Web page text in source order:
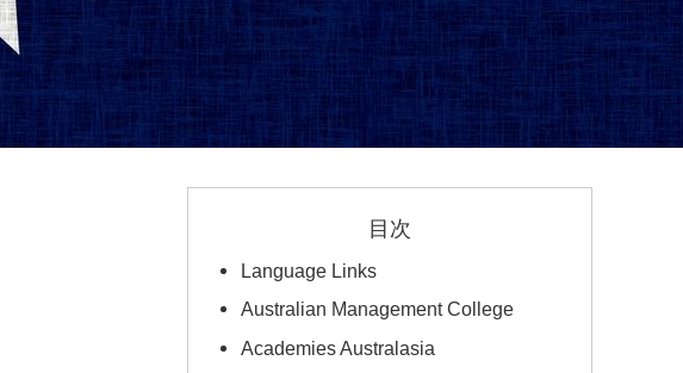
目次
Language Links
Australian Management College
Academies Australasia